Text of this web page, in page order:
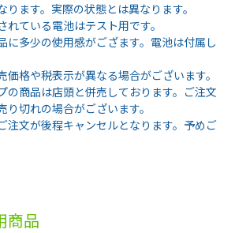
ます。実際の状態とは異なります。
ている電池はテスト用です。
多少の使用感がござます。電池は付属し
格や税表示が異なる場合がございます。
の商品は店頭と併売しております。ご注文
切れの場合がございます。
注文が後程キャンセルとなります。予めご
商品